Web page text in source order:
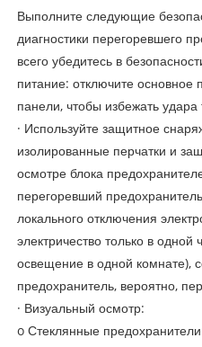
Выполните следующие
диагностики перегоревшего
всего убедитесь в
питание: отключите основное
панели, чтобы избежать удара
· Используйте защитное
изолированные перчатки и
осмотре блока
перегоревший
локального отключения
электричество только в
освещение в одной комнате),
предохранитель, вероятно,
· Визуальный осмотр:
o Стеклянные